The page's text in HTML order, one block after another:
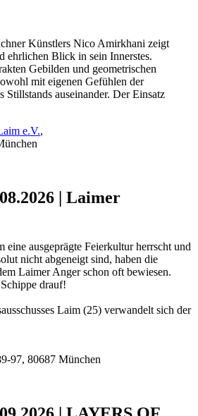
Künstlers Nico Amirkhani zeigt
ehrlichen Blick in sein Innerstes.
Gebilden und geometrischen
mit eigenen Gefühlen der
Stillstands auseinander. Der Einsatz
e.V.,
| Laimer
eine ausgeprägte Feierkultur herrscht und
nicht abgeneigt sind, haben die
Laimer Anger schon oft bewiesen.
drauf!
Laim (25) verwandelt sich der
97, 80687 München